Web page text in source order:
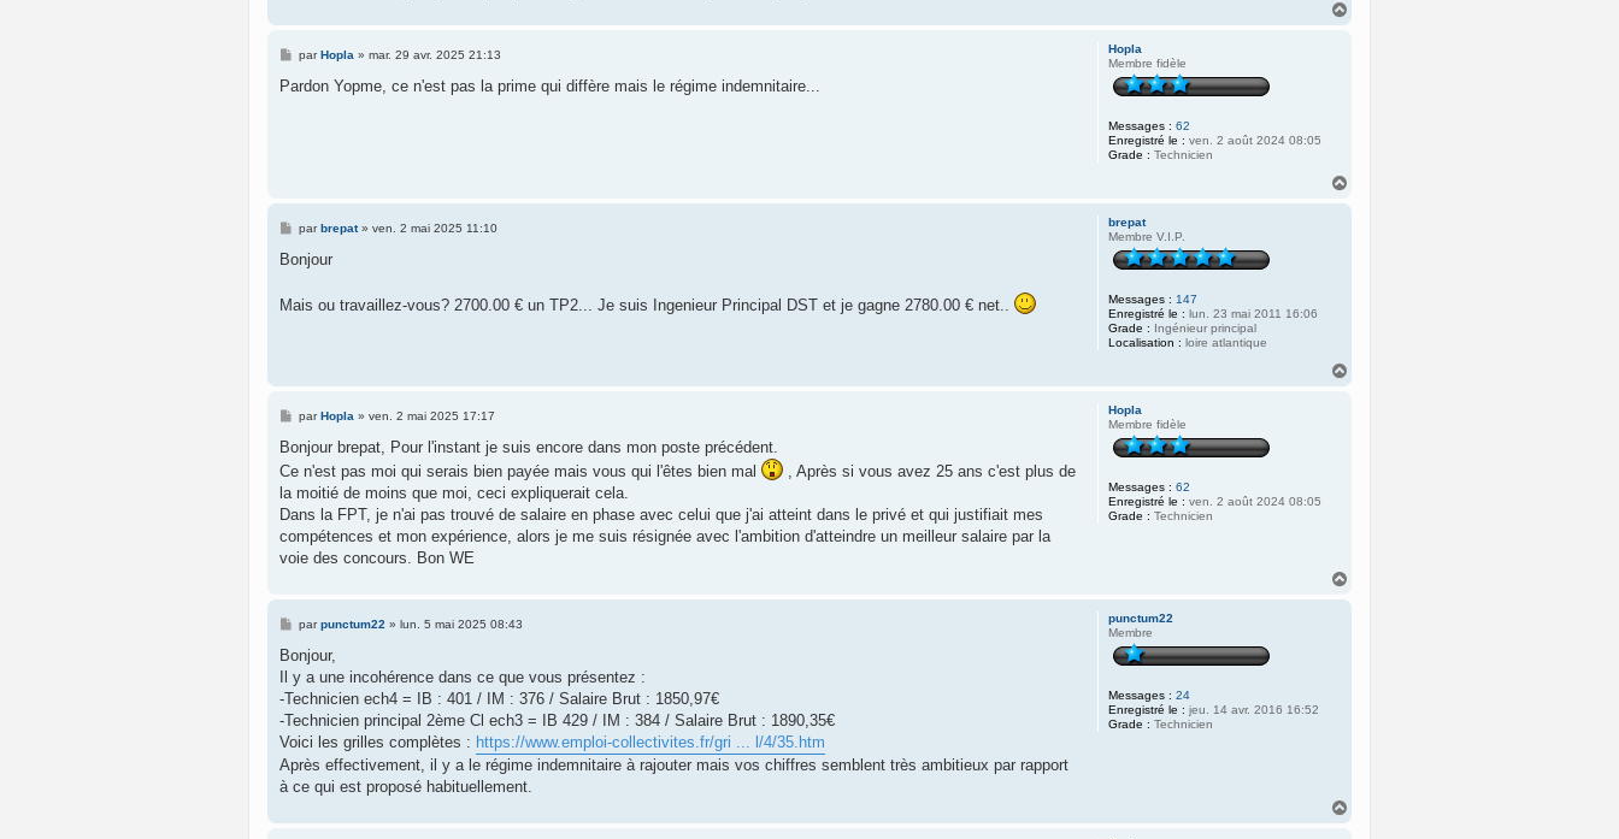
Hopla
Membre fidèle
Messages : 62
Enregistré le : ven. 2 août 2024 08:05
Grade : Technicien
M
s
parHopla » mar. 29 avr. 2025 21:13
Pardon Yopme, ce n'est pas la prime qui diffère mais le régime indemnitaire...
brepat
Membre V.I.P.
Messages : 147
Enregistré le : lun. 23 mai 2011 16:06
Grade : Ingénieur principal
Localisation : loire atlantique
M
s
e
parbrepat» ven. 2 mai 2025 11:10
Bonjour
Mais ou travaillez-vous? 2700.00 € un TP2... Je suis Ingenieur Principal DST et je gagne 2780.00 € net..
Hopla
Membre fidèle
Messages : 62
Enregistré le : ven. 2 août 2024 08:05
Grade : Technicien
M
s
a
e
parHopla » ven. 2 mai 2025 17:17
Bonjour brepat, Pour l'instant je suis encore dans mon poste précédent.
Ce n'est pas moi qui serais bien payée mais vous qui l'êtes bien mal
, Après si vous avez 25 ans c'est plus de
la moitié de moins que moi, ceci expliquerait cela.
Dans la FPT, je n'ai pas trouvé de salaire en phase avec celui que j'ai atteint dans le privé et qui justifiait mes
compétences et mon expérience, alors je me suis résignée avec l'ambition d'atteindre un meilleur salaire par la
voie des concours. Bon WE
punctum22
Membre
Messages : 24
Enregistré le : jeu. 14 avr. 2016 16:52
Grade : Technicien
M
s
a
g
parpunctum22 » lun. 5 mai 2025 08:43
Bonjour,
Il y a une incohérence dans ce que vous présentez :
-Technicien ech4 = IB : 401 / IM : 376 / Salaire Brut : 1850,97€
-Technicien principal 2ème Cl ech3 = IB 429 / IM : 384 / Salaire Brut : 1890,35€
Voici les grilles complètes : https://www.emploi-collectivites.fr/gri ... l/4/35.htm
Après effectivement, il y a le régime indemnitaire à rajouter mais vos chiffres semblent très ambitieux par rapport
à ce qui est proposé habituellement.